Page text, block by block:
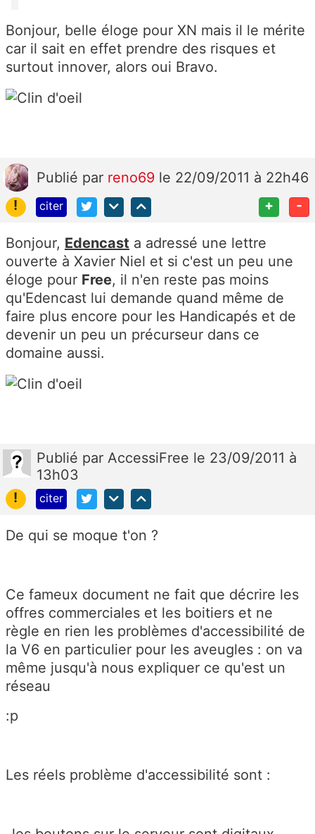
Bonjour, belle éloge pour XN mais il le mérite
car il sait en effet prendre des risques et
surtout innover, alors oui Bravo.
Publié par reno69 le 22/09/2011 à 22h46
!
citer + -
Bonjour, Edencast a adressé une lettre
ouverte à Xavier Niel et si c'est un peu une
éloge pour Free, il n'en reste pas moins
qu'Edencast lui demande quand même de
faire plus encore pour les Handicapés et de
devenir un peu un précurseur dans ce
domaine aussi.
Publié par AccessiFree le 23/09/2011 à
13h03
!
citer
De qui se moque t'on ?
Ce fameux document ne fait que décrire les
offres commerciales et les boitiers et ne
règle en rien les problèmes d'accessibilité de
la V6 en particulier pour les aveugles : on va
même jusqu'à nous expliquer ce qu'est un
réseau
:p
Les réels problème d'accessibilité sont :